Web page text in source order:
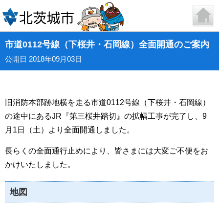
市道0112号線（下桜井・石岡線）全面開通のご案内
公開日 2018年09月03日
旧消防本部跡地横を走る市道0112号線（下桜井・石岡線）
の途中にあるJR『第三桜井踏切』の拡幅工事が完了し、9
月1日（土）より全面開通しました。
長らくの全面通行止めにより、皆さまには大変ご不便をお
かけいたしました。
地図